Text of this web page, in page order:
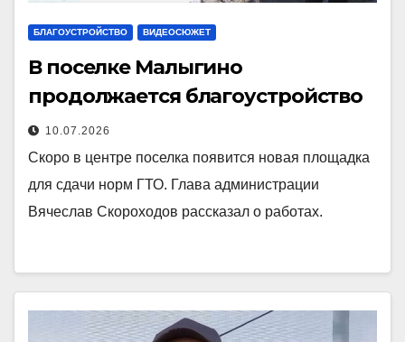
БЛАГОУСТРОЙСТВО ВИДЕОСЮЖЕТ
В поселке Малыгино
продолжается благоустройство
10.07.2026
Скоро в центре поселка появится новая площадка
для сдачи норм ГТО. Глава администрации
Вячеслав Скороходов рассказал о работах.